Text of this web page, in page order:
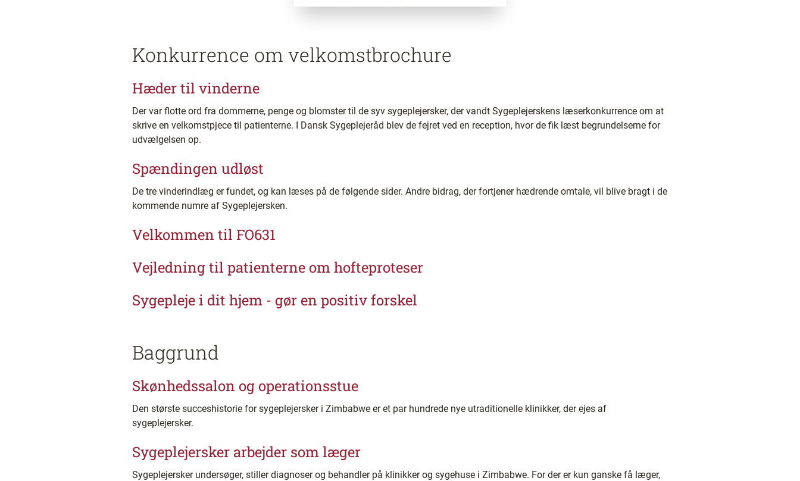
Konkurrence om velkomstbrochure
Hæder til vinderne
Der var flotte ord fra dommerne, penge og blomster til de syv sygeplejersker, der vandt Sygeplejerskens læserkonkurrence om at
skrive en velkomstpjece til patienterne. I Dansk Sygeplejeråd blev de fejret ved en reception, hvor de fik læst begrundelserne for
udvælgelsen op.
Spændingen udløst
De tre vinderindlæg er fundet, og kan læses på de følgende sider. Andre bidrag, der fortjener hædrende omtale, vil blive bragt i de
kommende numre af Sygeplejersken.
Velkommen til FO631
Vejledning til patienterne om hofteproteser
Sygepleje i dit hjem - gør en positiv forskel
Baggrund
Skønhedssalon og operationsstue
Den største succeshistorie for sygeplejersker i Zimbabwe er et par hundrede nye utraditionelle klinikker, der ejes af
sygeplejersker.
Sygeplejersker arbejder som læger
Sygeplejersker undersøger, stiller diagnoser og behandler på klinikker og sygehuse i Zimbabwe. For der er kun ganske få læger,